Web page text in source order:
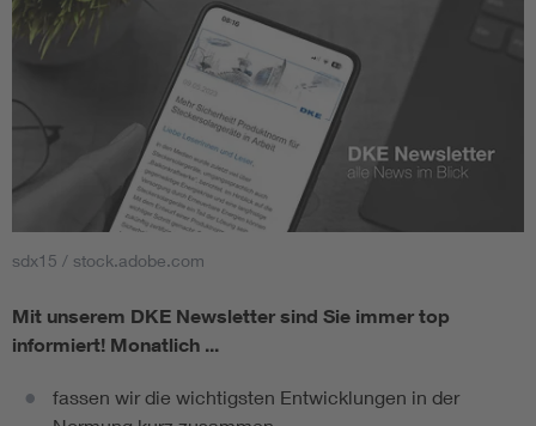
sdx15 / stock.adobe.com
Mit unserem DKE Newsletter sind Sie immer top
informiert! Monatlich ...
fassen wir die wichtigsten Entwicklungen in der